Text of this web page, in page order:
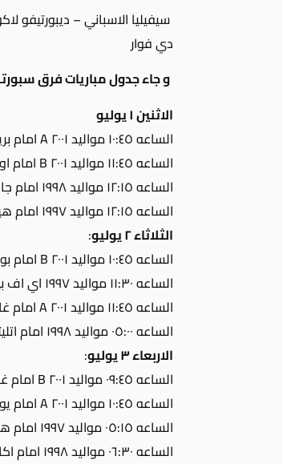
سيفيليا الاسباني – ديبورتيفو
دي فوار
و جاء جدول مباريات فرق
الاثنين ١ يوليو
الساعه ١٠:٤٥ مواليد ٢٠٠١ A امام بريكسو ليما الاسباني
الساعه ١١:٤٥ مواليد ٢٠٠١ B امام اول ديسمبر البرتغالي
الساعه ١٢:١٥ مواليد ١٩٩٨ امام جافانا البرتغالي
الساعه ١٢:١٥ مواليد ١٩٩٧ امام هيبو ليماك الكرواتي
الثلاثاء ٢ يوليو
:
الساعه ١٠:٤٥ مواليد ٢٠٠١ B امام بونتينا البرتغالي
الساعه ١١:٣٠ مواليد ١٩٩٧ اي اف بي البرتغالي
الساعه ١١:٤٥ مواليد ٢٠٠١ A امام غارنيسا البرتغالي
الساعه ٠٥:٠٠ مواليد ١٩٩٨ امام اتليتكو مدريد الاسباني
الاربعاء ٣ يوليو
:
الساعه ٠٩:٤٥ مواليد ٢٠٠١ B امام غارنيسا البرتغالي
الساعه ١٠:٤٥ مواليد ٢٠٠١ A امام يو آر دي تيريس البرتغالي
الساعه ٠٥:١٥ مواليد ١٩٩٧ امام هيوبو بدالونا الاسباني
الساعه ٠٦:٣٠ مواليد ١٩٩٨ امام اكاديمية بي اف سي الامريكيه